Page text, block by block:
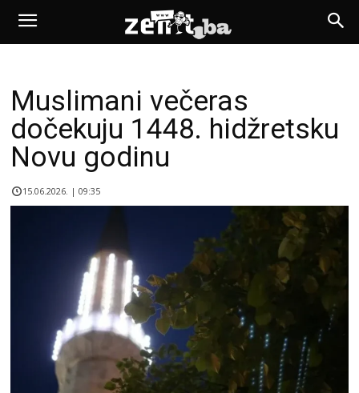
Muslimani večeras
dočekuju 1448. hidžretsku
Novu godinu
15.06.2026. | 09:35